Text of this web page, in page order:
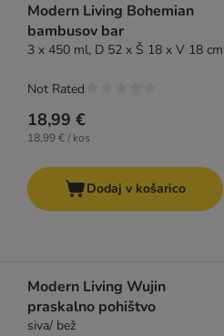
Modern Living Bohemian
bambusov bar
3 x 450 ml, D 52 x Š 18 x V 18 cm
18,99 €
18,99 € / kos
Not Rated
Dodaj v košarico
Modern Living Wujin
praskalno pohištvo
siva/ bež